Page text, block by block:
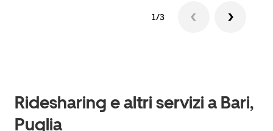
1/3
Ridesharing e altri servizi a Bari,
Puglia